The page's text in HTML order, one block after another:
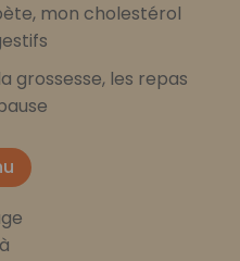
mon cholestérol
grossesse, les repas